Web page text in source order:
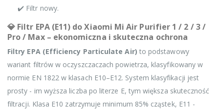
✔️ Filtr nowy.
💎 Filtr EPA (E11) do Xiaomi Mi Air Purifier 1 / 2 / 3 /
Pro / Max – ekonomiczna i skuteczna ochrona
Filtry EPA (Efficiency Particulate Air) to podstawowy
wariant filtrów w oczyszczaczach powietrza, klasyfikowany w
normie EN 1822 w klasach E10–E12. System klasyfikacji jest
prosty - im wyższa liczba po literze E, tym większa skuteczność
filtracji. Klasa E10 zatrzymuje minimum 85% cząstek, E11 -